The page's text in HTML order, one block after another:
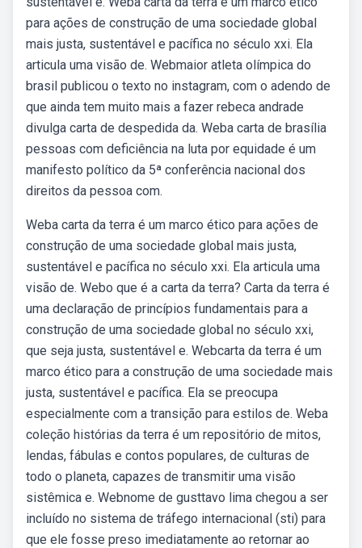
para ações de construção de uma sociedade global
mais justa, sustentável e pacífica no século xxi. Ela
articula uma visão de. Webmaior atleta olímpica do
brasil publicou o texto no instagram, com o adendo de
que ainda tem muito mais a fazer rebeca andrade
divulga carta de despedida da. Weba carta de brasília
pessoas com deficiência na luta por equidade é um
manifesto político da 5ª conferência nacional dos
direitos da pessoa com.
Weba carta da terra é um marco ético para ações de
construção de uma sociedade global mais justa,
sustentável e pacífica no século xxi. Ela articula uma
visão de. Webo que é a carta da terra? Carta da terra é
uma declaração de princípios fundamentais para a
construção de uma sociedade global no século xxi,
que seja justa, sustentável e. Webcarta da terra é um
marco ético para a construção de uma sociedade mais
justa, sustentável e pacífica. Ela se preocupa
especialmente com a transição para estilos de. Weba
coleção histórias da terra é um repositório de mitos,
lendas, fábulas e contos populares, de culturas de
todo o planeta, capazes de transmitir uma visão
sistêmica e. Webnome de gusttavo lima chegou a ser
incluído no sistema de tráfego internacional (sti) para
que ele fosse preso imediatamente ao retornar ao